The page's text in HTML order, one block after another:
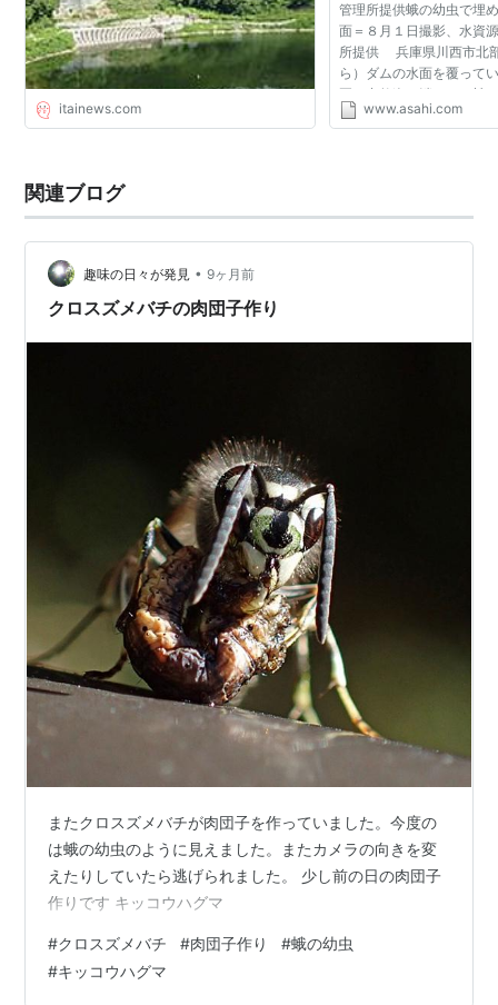
itainews.com
管理所提供蛾の幼虫で埋
面＝８月１日撮影、水資
所提供 兵庫県川西市北
ら）ダムの水面を覆って
夏、突然姿を消した。蛾
発生し、食い尽くしてし
www.asahi.com
関連ブログ
趣味の日々が発見 • 9ヶ月前
クロスズメバチの肉団子作り
またクロスズメバチが肉団子を作っていました。今度の
は蛾の幼虫のように見えました。またカメラの向きを変
えたりしていたら逃げられました。 少し前の日の肉団子
作りです キッコウハグマ
#クロスズメバチ #肉団子作り #蛾の幼虫
#キッコウハグマ